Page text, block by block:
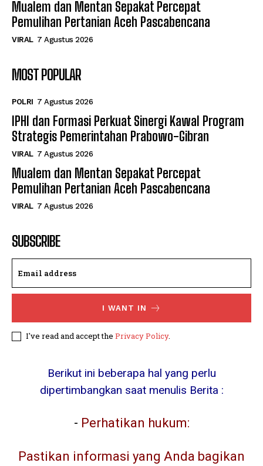
Mualem dan Mentan Sepakat Percepat
Pemulihan Pertanian Aceh Pascabencana
VIRAL 7 Agustus 2026
MOST POPULAR
POLRI 7 Agustus 2026
IPHI dan Formasi Perkuat Sinergi Kawal Program
Strategis Pemerintahan Prabowo-Gibran
VIRAL 7 Agustus 2026
Mualem dan Mentan Sepakat Percepat
Pemulihan Pertanian Aceh Pascabencana
VIRAL 7 Agustus 2026
SUBSCRIBE
I WANT IN
I've read and accept the Privacy Policy.
Berikut ini beberapa hal yang perlu
dipertimbangkan saat menulis Berita :
- Perhatikan hukum:
Pastikan informasi yang Anda bagikan